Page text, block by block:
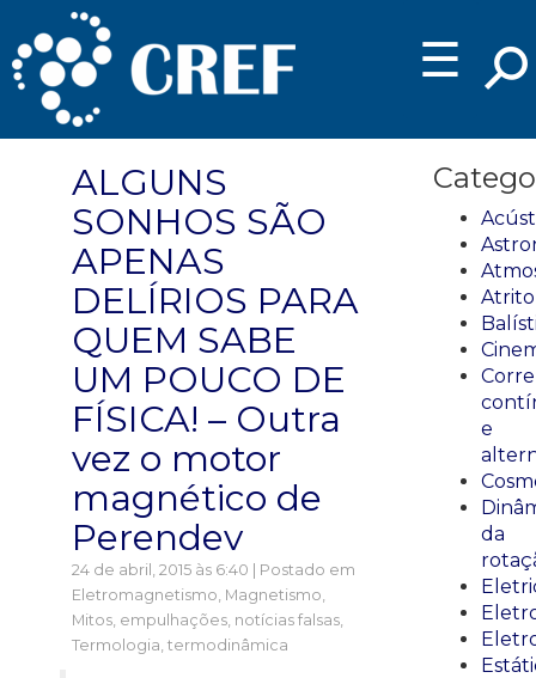
☰
ALGUNS
SONHOS SÃO
APENAS
DELÍRIOS PARA
QUEM SABE
UM POUCO DE
FÍSICA! – Outra
vez o motor
magnético de
Perendev
24 de abril, 2015 às 6:40 | Postado em
Eletromagnetismo, Magnetismo,
Mitos, empulhações, notícias falsas,
Termologia, termodinâmica
Atrito
e
da